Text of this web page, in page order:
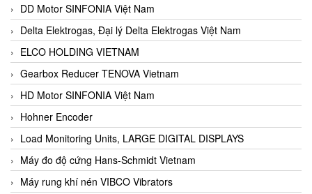
DD Motor SINFONIA Việt Nam
Delta Elektrogas, Đại lý Delta Elektrogas Việt Nam
ELCO HOLDING VIETNAM
Gearbox Reducer TENOVA Vietnam
HD Motor SINFONIA Việt Nam
Hohner Encoder
Load Monitoring Units, LARGE DIGITAL DISPLAYS
Máy đo độ cứng Hans-Schmidt Vietnam
Máy rung khí nén VIBCO Vibrators